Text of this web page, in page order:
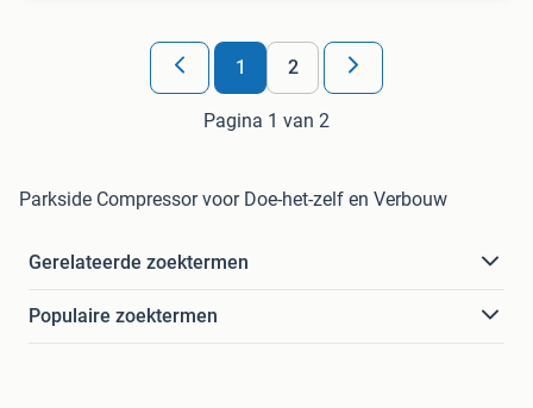
1 2
Pagina 1 van 2
Parkside Compressor voor Doe-het-zelf en Verbouw
Gerelateerde zoektermen
Populaire zoektermen